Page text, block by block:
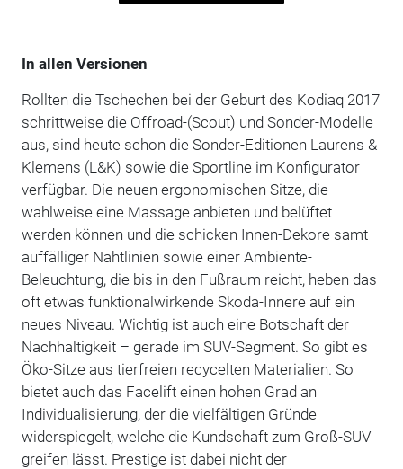
In allen Versionen
Rollten die Tschechen bei der Geburt des Kodiaq 2017
schrittweise die Offroad-(Scout) und Sonder-Modelle
aus, sind heute schon die Sonder-Editionen Laurens &
Klemens (L&K) sowie die Sportline im Konfigurator
verfügbar. Die neuen ergonomischen Sitze, die
wahlweise eine Massage anbieten und belüftet
werden können und die schicken Innen-Dekore samt
auffälliger Nahtlinien sowie einer Ambiente-
Beleuchtung, die bis in den Fußraum reicht, heben das
oft etwas funktionalwirkende Skoda-Innere auf ein
neues Niveau. Wichtig ist auch eine Botschaft der
Nachhaltigkeit – gerade im SUV-Segment. So gibt es
Öko-Sitze aus tierfreien recycelten Materialien. So
bietet auch das Facelift einen hohen Grad an
Individualisierung, der die vielfältigen Gründe
widerspiegelt, welche die Kundschaft zum Groß-SUV
greifen lässt. Prestige ist dabei nicht der